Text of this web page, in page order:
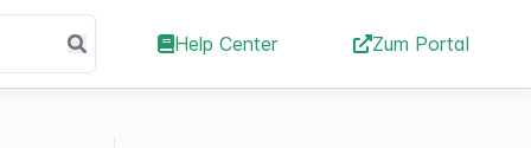
Help Center Zum Portal